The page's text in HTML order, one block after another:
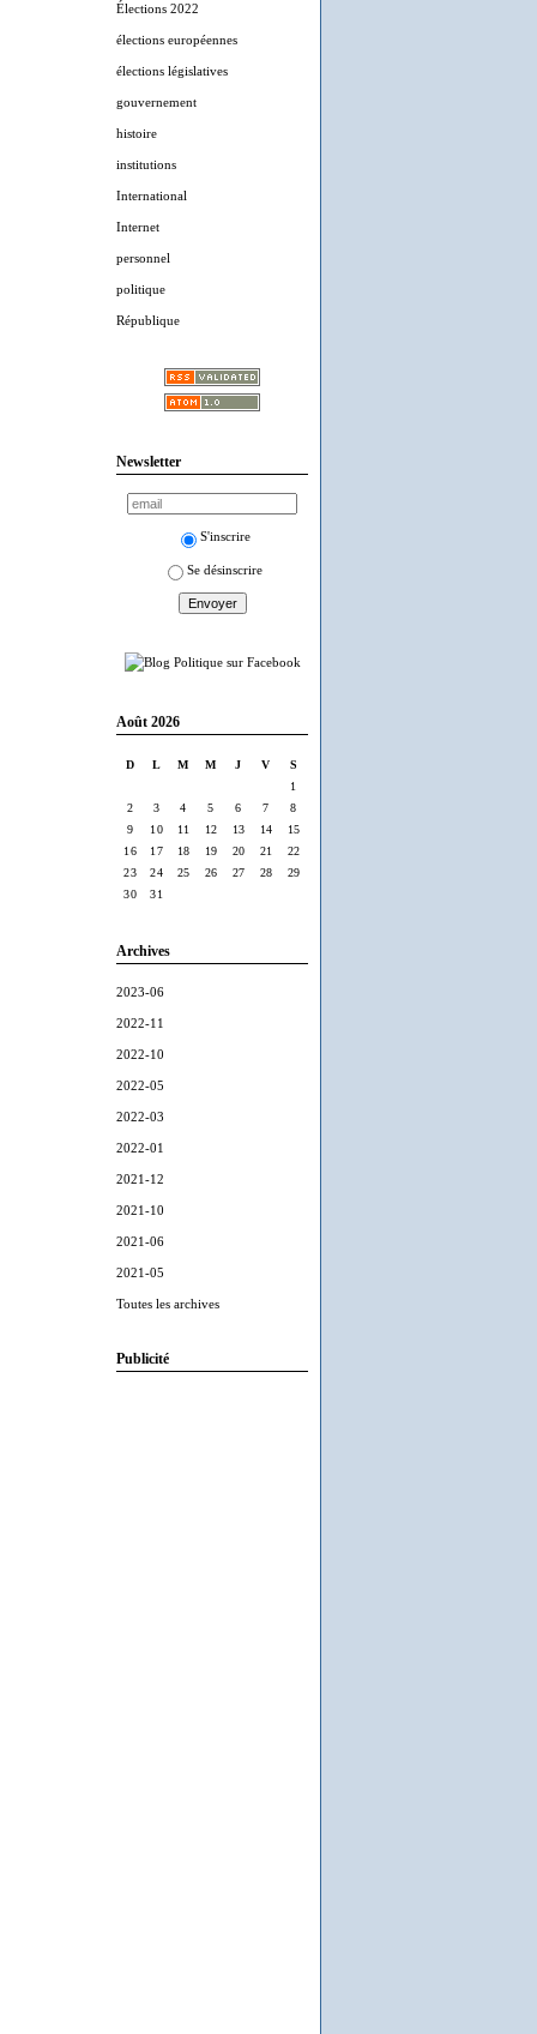
Élections 2022
élections européennes
élections législatives
gouvernement
histoire
institutions
International
Internet
personnel
politique
République
Newsletter
S'inscrire
Se désinscrire
Août 2026
D L M M J V
S
1
2
3 4 5 6 7
8
9
10 11 12 13 14
15
16
17 18 19 20 21
22
23
24 25 26 27 28
29
30
31
Archives
2023-06
2022-11
2022-10
2022-05
2022-03
2022-01
2021-12
2021-10
2021-06
2021-05
Toutes les archives
Publicité